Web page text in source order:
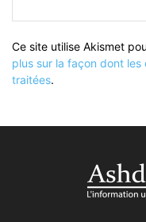
Ce site utilise Akismet
plus sur la façon dont
traitées.